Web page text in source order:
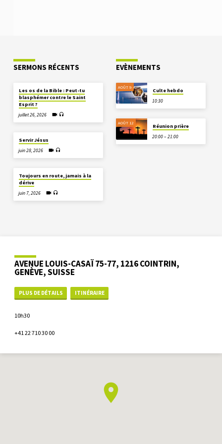
SERMONS RÉCENTS
Les os de la Bible : Peut-tu
blasphémer contre le Saint
Esprit ?
juillet 26, 2026
Servir Jésus
juin 28, 2026
Toujours en route, jamais à la
dérive
juin 7, 2026
EVÈNEMENTS
AOÛT 9
Culte hebdo
10:30
AOÛT 12
Réunion prière
20:00 – 21:00
AVENUE LOUIS-CASAÏ 75-77, 1216 COINTRIN,
GENÈVE, SUISSE
PLUS DE DÉTAILS ITINÉRAIRE
10h30
+41 22 710 30 00